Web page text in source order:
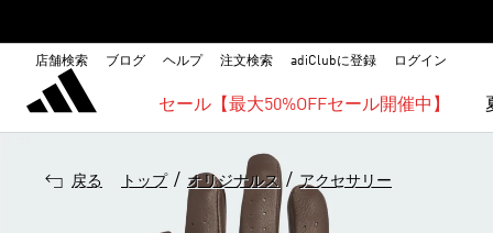
店舗検索 ブログ ヘルプ 注文検索 adiClubに登録 ログイン
セール【最大50%OFFセール開催中】
戻る トップ / オリジナルス / アクセサリー